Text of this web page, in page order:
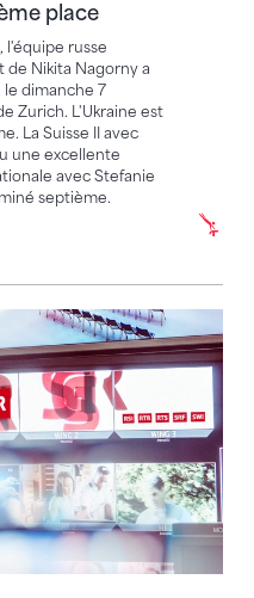
place
russe
de Nikita Nagorny a
le dimanche 7
Zurich. L'Ukraine est
La Suisse II avec
une excellente
avec Stefanie
septième.
leur coopération